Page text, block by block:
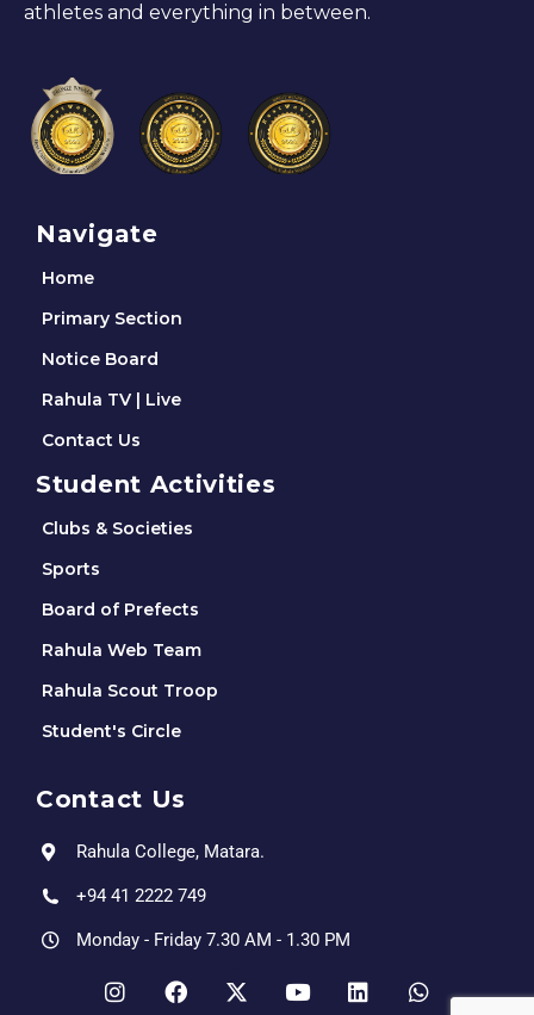
athletes and everything in between.
Navigate
Home
Primary Section
Notice Board
Rahula TV | Live
Contact Us
Student Activities
Clubs & Societies
Sports
Board of Prefects
Rahula Web Team
Rahula Scout Troop
Student's Circle
Contact Us
Rahula College, Matara.
+94 41 2222 749
Monday - Friday 7.30 AM - 1.30 PM